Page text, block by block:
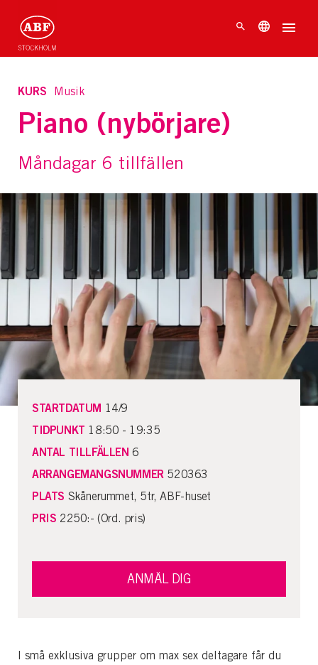
KURS Musik
Piano (nybörjare)
Måndagar 6 tillfällen
I små exklusiva grupper om max sex deltagare får du
STARTDATUM 14/9
TIDPUNKT 18:50 - 19:35
ANTAL TILLFÄLLEN 6
ARRANGEMANGSNUMMER 520363
PLATS Skånerummet, 5tr, ABF-huset
PRIS 2250:- (Ord. pris)
ANMÄL DIG